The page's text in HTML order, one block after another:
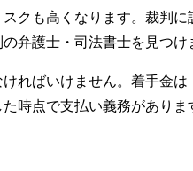
クも高くなります。裁判
弁護士・司法書士を見つけ
ればいけません。着手金は
時点で支払い義務がありま